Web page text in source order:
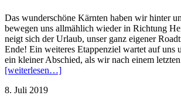
Das wunderschöne Kärnten haben wir hinter
bewegen uns allmählich wieder in Richtung
neigt sich der Urlaub, unser ganz eigener
Ende! Ein weiteres Etappenziel wartet auf uns
ein kleiner Abschied, als wir nach einem letzten
[weiterlesen…]
8. Juli 2019